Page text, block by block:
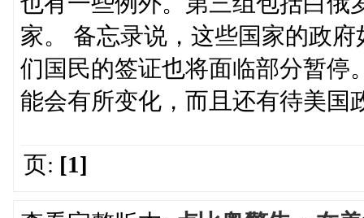
家。 备忘录说，这些国家的政
们国民的签证也将面临部分暂停
能会有所变化，而且还有待美国
页: [1]